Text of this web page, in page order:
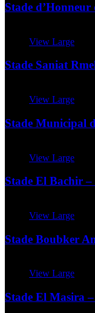
Stade
View Large
Stade Saniat
View Large
Stade Municipal
View Large
Stade El Bachir
View Large
Stade Boubker
View Large
Stade El Masira